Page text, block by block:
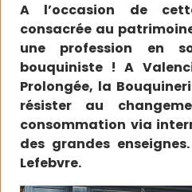
A l’occasion de
consacrée au
une profession en
bouquiniste ! A
Prolongée, la
résister au
consommation via
des grandes
Lefebvre.